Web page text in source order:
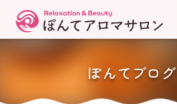
ぽんてブログ